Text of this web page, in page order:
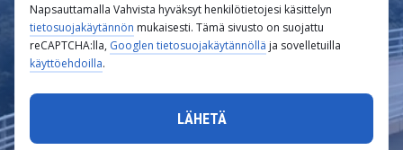
Napsauttamalla Vahvista hyväksyt henkilötietojesi käsittelyn
tietosuojakäytännön mukaisesti. Tämä sivusto on suojattu
reCAPTCHA:lla, Googlen tietosuojakäytännöllä ja sovelletuilla
käyttöehdoilla.